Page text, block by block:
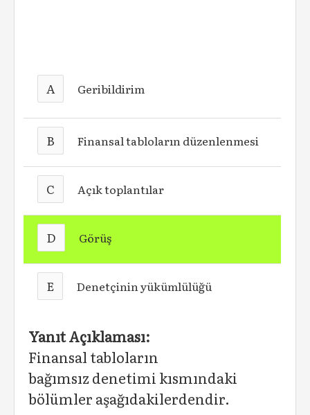
A Geribildirim
B Finansal tabloların düzenlenmesi
C Açık toplantılar
D Görüş
E Denetçinin yükümlülüğü
Yanıt Açıklaması:
Finansal tabloların
bağımsız denetimi kısmındaki
bölümler aşağıdakilerdendir.